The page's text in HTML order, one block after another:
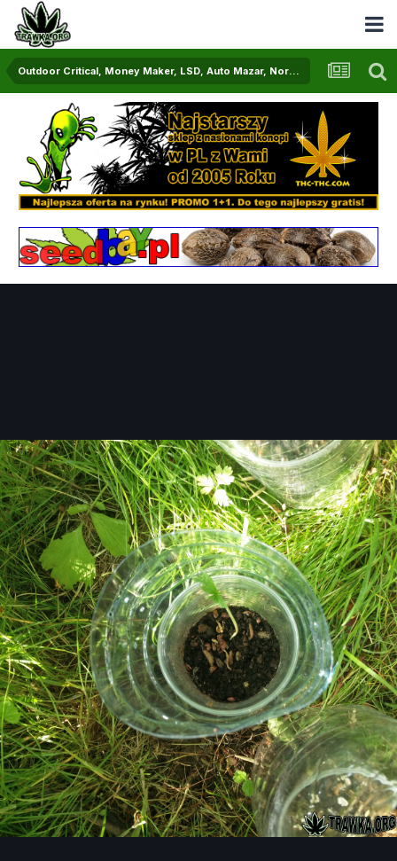
Outdoor Critical, Money Maker, LSD, Auto Mazar, Northern Passion 2.0